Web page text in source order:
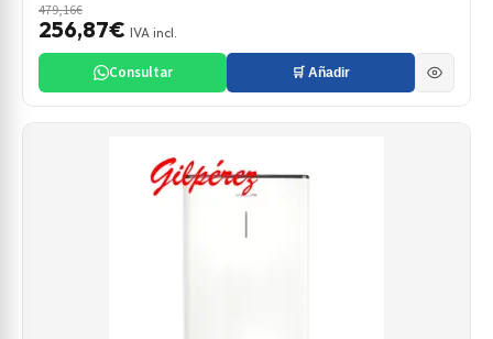
479,16€
256,87€ IVA incl.
Consultar 🛒 Añadir